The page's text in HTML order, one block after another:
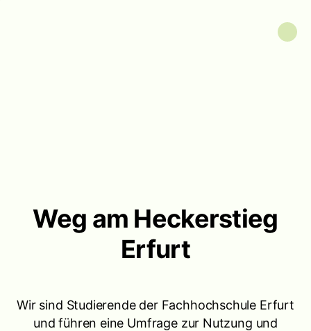
Weg am Heckerstieg
Erfurt
Wir sind Studierende der Fachhochschule Erfurt
und führen eine Umfrage zur Nutzung und